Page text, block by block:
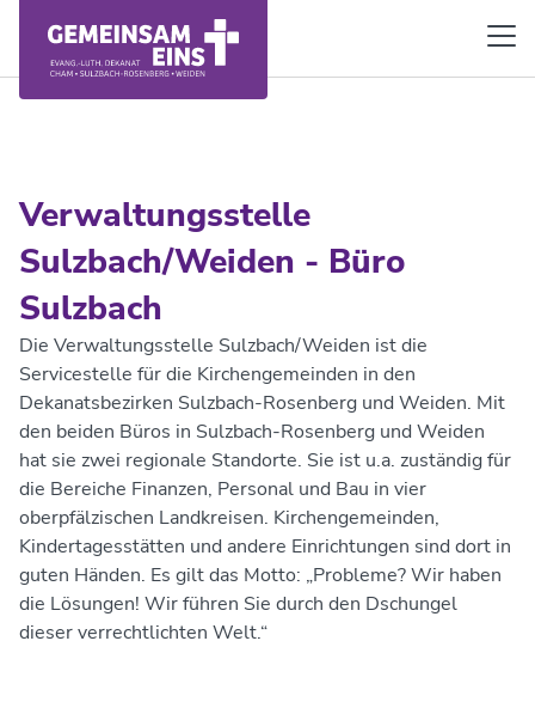
Verwaltungsstelle
Sulzbach/Weiden - Büro
Sulzbach
Die Verwaltungsstelle Sulzbach/Weiden ist die
Servicestelle für die Kirchengemeinden in den
Dekanatsbezirken Sulzbach-Rosenberg und Weiden. Mit
den beiden Büros in Sulzbach-Rosenberg und Weiden
hat sie zwei regionale Standorte. Sie ist u.a. zuständig für
die Bereiche Finanzen, Personal und Bau in vier
oberpfälzischen Landkreisen. Kirchengemeinden,
Kindertagesstätten und andere Einrichtungen sind dort in
guten Händen. Es gilt das Motto: „Probleme? Wir haben
die Lösungen! Wir führen Sie durch den Dschungel
dieser verrechtlichten Welt.“